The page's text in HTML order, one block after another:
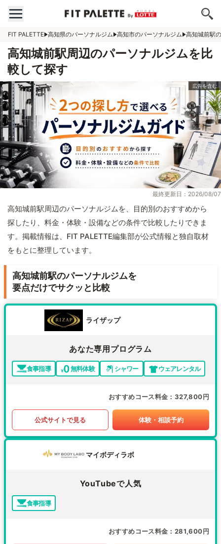
FIT PALETTE 高知県のパーソナルジム 高知市のパーソナルジム 高知城前駅
高知城前駅周辺のパーソナルジムを比
較して探す
最終更新日：2026/08/07
高知城前駅周辺のパーソナルジムを、目的別のおすすめから
探したり、料金・体験・設備などの条件で比較したりできま
す。掲載情報は、FIT PALETTE編集部が公式情報と独自取材
をもとに整理しています。
高知城前駅のパーソナルジムを
要点だけでサクッと比較
ライザップ
あなた専用プログラム
食事指導 無料体験 シャワー ウェアレンタル
おすすめコース料金 327,800円
公式サイトで見る 体験・相談予約
マイボディラボ
YouTubeで人気
食事指導
おすすめコース料金 281,600円